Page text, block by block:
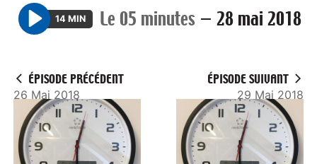
P
y
14 MIN Le 05 minutes — 28 mai 2018
ÉPISODE PRÉCÉDENT
26 Mai 2018
ÉPISODE SUIVANT
29 Mai 2018